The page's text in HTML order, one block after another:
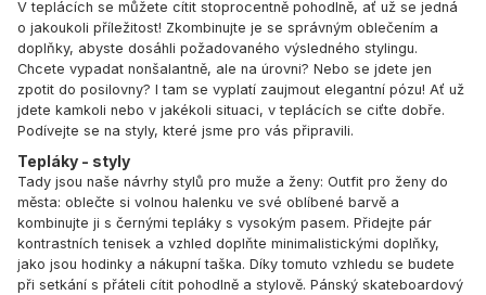
V teplácích se můžete cítit stoprocentně pohodlně, ať už se jedná
o jakoukoli příležitost! Zkombinujte je se správným oblečením a
doplňky, abyste dosáhli požadovaného výsledného stylingu.
Chcete vypadat nonšalantně, ale na úrovni? Nebo se jdete jen
zpotit do posilovny? I tam se vyplatí zaujmout elegantní pózu! Ať už
jdete kamkoli nebo v jakékoli situaci, v teplácích se ciťte dobře.
Podívejte se na styly, které jsme pro vás připravili.
Tepláky - styly
Tady jsou naše návrhy stylů pro muže a ženy: Outfit pro ženy do
města: oblečte si volnou halenku ve své oblíbené barvě a
kombinujte ji s černými tepláky s vysokým pasem. Přidejte pár
kontrastních tenisek a vzhled doplňte minimalistickými doplňky,
jako jsou hodinky a nákupní taška. Díky tomuto vzhledu se budete
při setkání s přáteli cítit pohodlně a stylově. Pánský skateboardový